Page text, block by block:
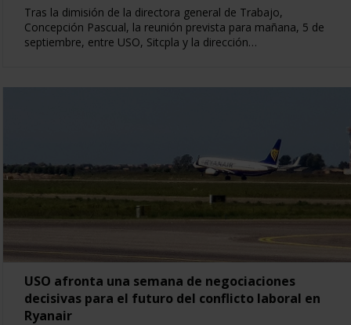
Tras la dimisión de la directora general de Trabajo,
Concepción Pascual, la reunión prevista para mañana, 5 de
septiembre, entre USO, Sitcpla y la dirección…
USO afronta una semana de negociaciones
decisivas para el futuro del conflicto laboral en
Ryanair